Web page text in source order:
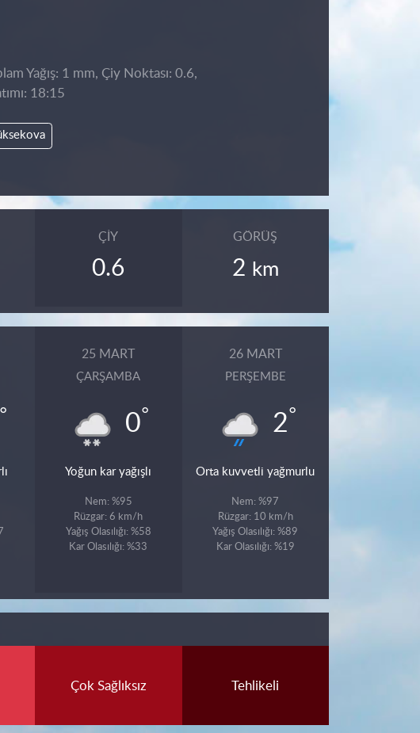
Yağış: 1 mm, Çiy Noktası: 0.6,
18:15
ÇIY
0.6
GÖRÜŞ
2 km
°
25 MART
ÇARŞAMBA
0°
Yoğun kar yağışlı
Nem: %95
Rüzgar: 6 km/h
Yağış Olasılığı: %58
Kar Olasılığı: %33
26 MART
PERŞEMBE
2°
Orta kuvvetli yağmurlu
Nem: %97
Rüzgar: 10 km/h
Yağış Olasılığı: %89
Kar Olasılığı: %19
Çok Sağlıksız Tehlikeli